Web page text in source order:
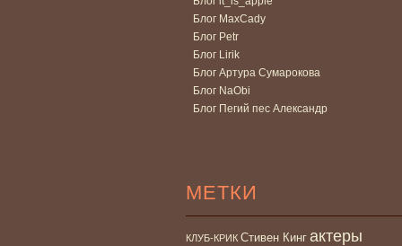
Блог MaxCady
Блог Petr
Блог Lirik
Блог Артура Сумарокова
Блог NaObi
Блог Пегий пес Александр
МЕТКИ
КЛУБ-КРИК Стивен Кинг актеры